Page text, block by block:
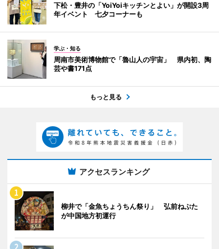
下松・豊井の「YoiYoiキッチンとよい」が開設3周
年イベント 七夕コーナーも
学ぶ・知る
周南市美術博物館で「魯山人の宇宙」 県内初、陶
芸や書171点
もっと見る
アクセスランキング
柳井で「金魚ちょうちん祭り」 弘前ねぷた
が中国地方初運行